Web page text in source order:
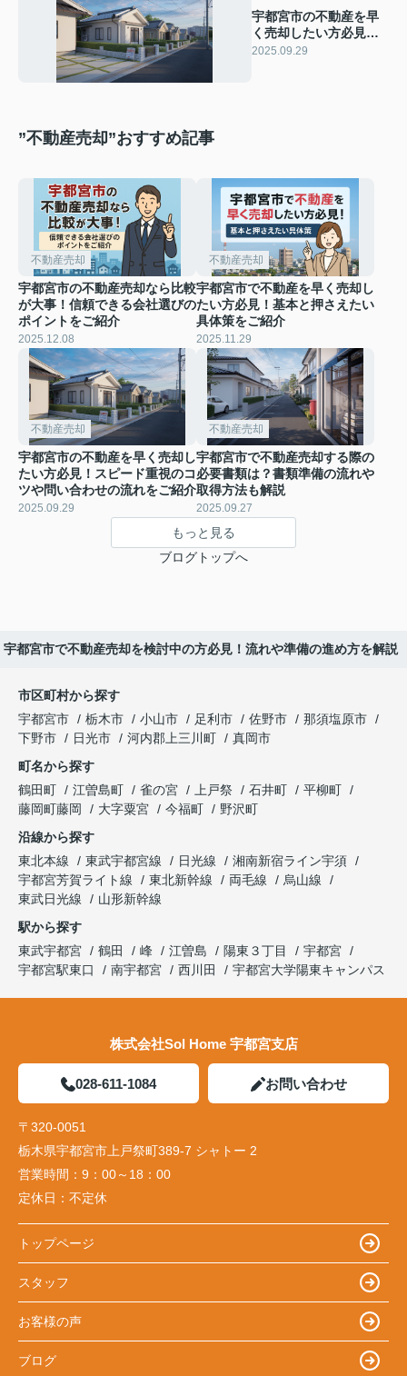
宇都宮市の不動産を早
く売却したい方必見！
スピード重視のコツや
2025.09.29
”不動産売却”おすすめ記事
不動産売却
宇都宮市の不動産売却なら比較
が大事！信頼できる会社選びの
ポイントをご紹介
2025.12.08
不動産売却
宇都宮市で不動産を早く売却し
たい方必見！基本と押さえたい
具体策をご紹介
2025.11.29
不動産売却
宇都宮市の不動産を早く売却し
たい方必見！スピード重視のコ
ツや問い合わせの流れをご紹介
2025.09.29
不動産売却
宇都宮市で不動産売却する際の
必要書類は？書類準備の流れや
取得方法も解説
2025.09.27
もっと見る
ブログトップへ
宇都宮市で不動産売却を検討中の方必見！流れや準備の進め方を解説
市区町村から探す
宇都宮市
栃木市 小山市 足利市 佐野市
那須塩原市
下野市
日光市 河内郡上三川町
真岡市
町名から探す
鶴田町
江曽島町 雀の宮 上戸祭 石井町
平柳町
藤岡町藤岡
大字粟宮 今福町
野沢町
沿線から探す
東北本線
東武宇都宮線 日光線
湘南新宿ライン宇須
宇都宮芳賀ライト線
東北新幹線 両毛線
烏山線
東武日光線
山形新幹線
駅から探す
東武宇都宮
鶴田 峰 江曽島 陽東３丁目
宇都宮
宇都宮駅東口
南宇都宮 西川田 宇都宮大学陽東キャンパス
株式会社Sol Home 宇都宮支店
028-611-1084 お問い合わせ
〒320-0051
栃木県宇都宮市上戸祭町389-7 シャトー 2
営業時間： 9：00～18：00
定休日： 不定休
トップページ
スタッフ
お客様の声
ブログ